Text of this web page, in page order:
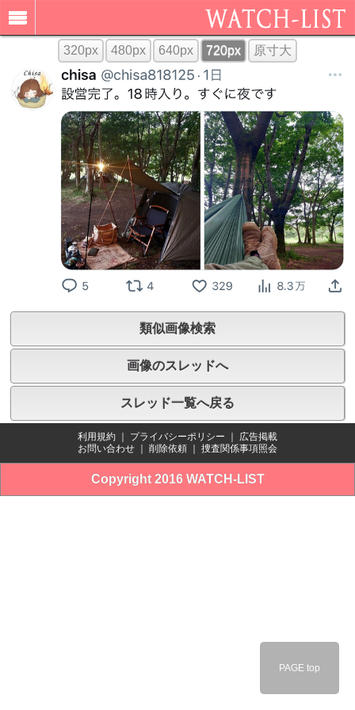
320px 480px 640px 720px 原寸大
類似画像検索
画像のスレッドへ
スレッド一覧へ戻る
利用規約 ｜ プライバシーポリシー ｜ 広告掲載
お問い合わせ ｜ 削除依頼 ｜ 捜査関係事項照会
Copyright 2016 WATCH-LIST
PAGE top